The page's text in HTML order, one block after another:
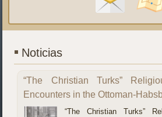
Noticias
“The Christian Turks”
Encounters in the Ottoman-
“The Christian Turks”